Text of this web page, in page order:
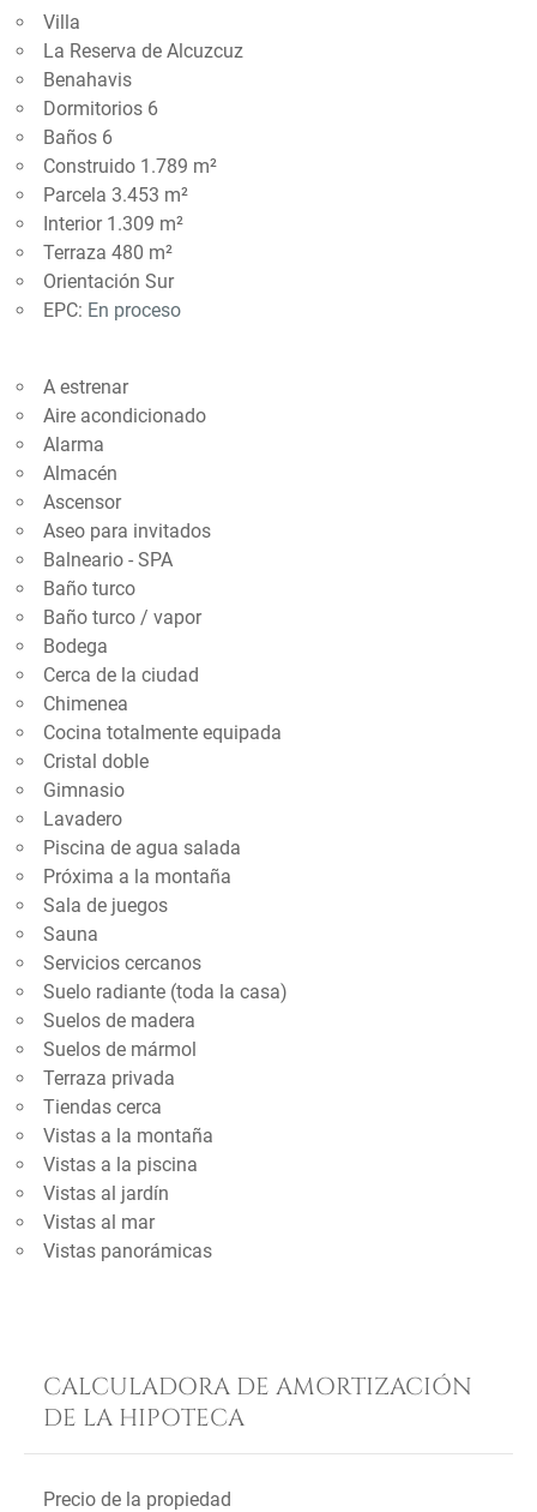
Villa
La Reserva de Alcuzcuz
Benahavis
Dormitorios 6
Baños 6
Construido 1.789 m²
Parcela 3.453 m²
Interior 1.309 m²
Terraza 480 m²
Orientación Sur
EPC: En proceso
A estrenar
Aire acondicionado
Alarma
Almacén
Ascensor
Aseo para invitados
Balneario - SPA
Baño turco
Baño turco / vapor
Bodega
Cerca de la ciudad
Chimenea
Cocina totalmente equipada
Cristal doble
Gimnasio
Lavadero
Piscina de agua salada
Próxima a la montaña
Sala de juegos
Sauna
Servicios cercanos
Suelo radiante (toda la casa)
Suelos de madera
Suelos de mármol
Terraza privada
Tiendas cerca
Vistas a la montaña
Vistas a la piscina
Vistas al jardín
Vistas al mar
Vistas panorámicas
CALCULADORA DE AMORTIZACIÓN
DE LA HIPOTECA
Precio de la propiedad